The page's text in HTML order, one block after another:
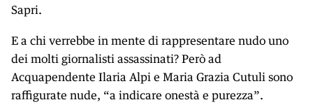
Sapri.
E a chi verrebbe in mente di rappresentare nudo uno
dei molti giornalisti assassinati? Però ad
Acquapendente Ilaria Alpi e Maria Grazia Cutuli sono
raffigurate nude, “a indicare onestà e purezza”.